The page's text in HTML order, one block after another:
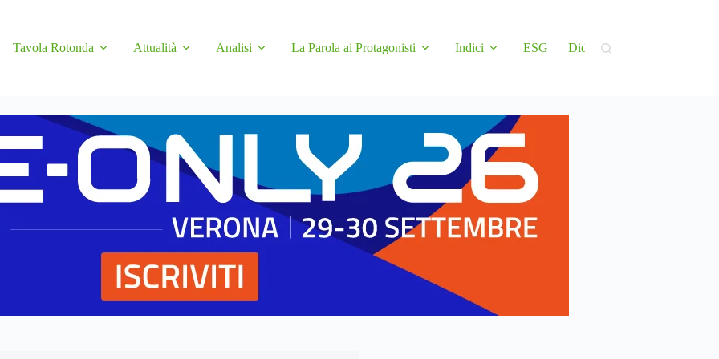
Tavola Rotonda Attualità Analisi La Parola ai Protagonisti Indici ESG Didattica